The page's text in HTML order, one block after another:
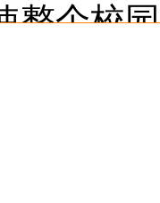
整个校
气息、
自世界
是社会